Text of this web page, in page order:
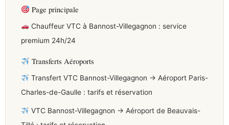
Page principale
Chauffeur VTC à Bannost-Villegagnon : service
premium 24h/24
Transferts Aéroports
Transfert VTC Bannost-Villegagnon → Aéroport Paris-
Charles-de-Gaulle : tarifs et réservation
VTC Bannost-Villegagnon → Aéroport de Beauvais-